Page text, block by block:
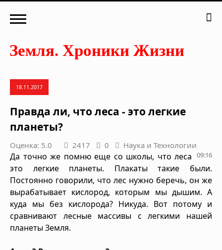
18.11.2017
Правда ли, что леса - это легкие
планеты?
Оценка: 5.0 2417 0 Наука и Технологии
09:16
Да точно же помню еще со школы, что леса
это легкие планеты. Плакаты такие были.
Постоянно говорили, что лес нужно беречь, он же
вырабатывает кислород, которым мы дышим. А
куда мы без кислорода? Никуда. Вот потому и
сравнивают лесные массивы с легкими нашей
планеты Земля.